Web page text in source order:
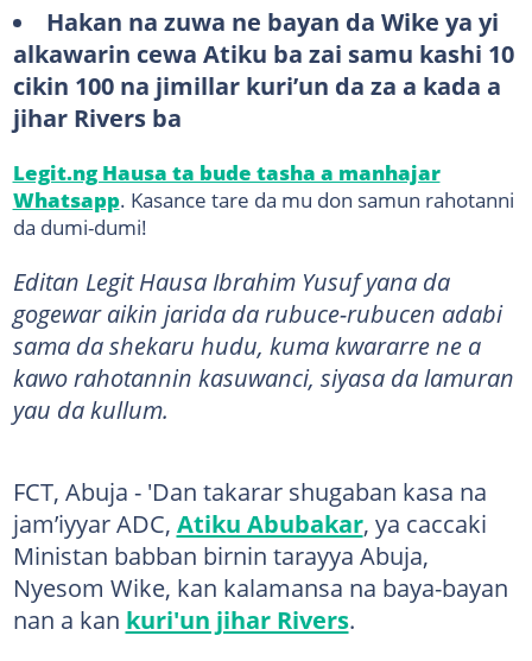
Hakan na zuwa ne bayan da Wike ya yi
alkawarin cewa Atiku ba zai samu kashi 10
cikin 100 na jimillar kuri’un da za a kada a
jihar Rivers ba
Legit.ng Hausa ta bude tasha a manhajar
Whatsapp. Kasance tare da mu don samun rahotanni
da dumi-dumi!
Editan Legit Hausa Ibrahim Yusuf yana da
gogewar aikin jarida da rubuce-rubucen adabi
sama da shekaru hudu, kuma kwararre ne a
kawo rahotannin kasuwanci, siyasa da lamuran
yau da kullum.
FCT, Abuja - 'Dan takarar shugaban kasa na
jam’iyyar ADC, Atiku Abubakar, ya caccaki
Ministan babban birnin tarayya Abuja,
Nyesom Wike, kan kalamansa na baya-bayan
nan a kan kuri'un jihar Rivers.